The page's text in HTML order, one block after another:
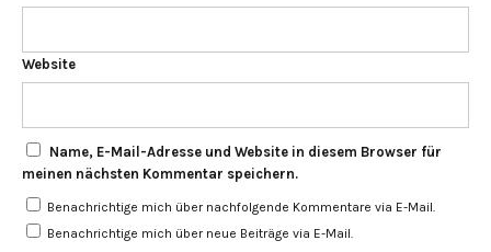
Website
Name, E-Mail-Adresse und Website in diesem Browser für
meinen nächsten Kommentar speichern.
Benachrichtige mich über nachfolgende Kommentare via E-Mail.
Benachrichtige mich über neue Beiträge via E-Mail.